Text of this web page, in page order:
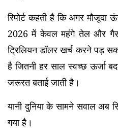
रिपोर्ट कहती है कि अगर मौजूदा
2026 में केवल महंगे तेल और
ट्रिलियन डॉलर खर्च करने पड़
है जितनी हर साल स्वच्छ ऊर्जा
जरूरत बताई जाती है।
यानी दुनिया के सामने सवाल अब
गया है।